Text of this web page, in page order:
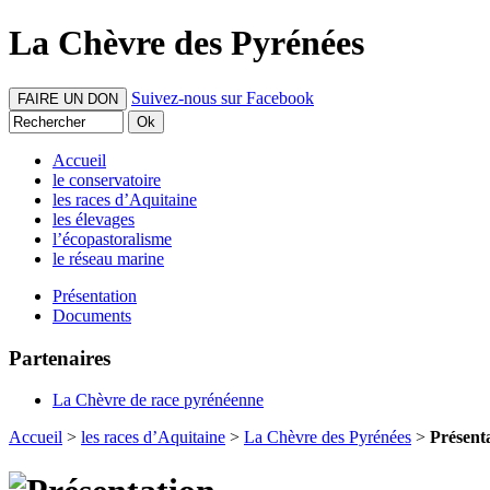
La Chèvre des Pyrénées
FAIRE UN DON Suivez-nous sur Facebook
Accueil
le conservatoire
les races d’Aquitaine
les élevages
l’écopastoralisme
le réseau marine
Présentation
Documents
Partenaires
La Chèvre de race pyrénéenne
Accueil > les races d’Aquitaine > La Chèvre des Pyrénées >